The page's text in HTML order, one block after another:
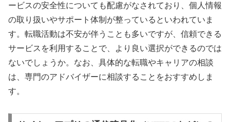
ービスの安全性についても配慮がなされており、個人情報
の取り扱いやサポート体制が整っているといわれていま
す。転職活動は不安が伴うことも多いですが、信頼できる
サービスを利用することで、より良い選択ができるのでは
ないでしょうか。なお、具体的な転職やキャリアの相談
は、専門のアドバイザーに相談することをおすすめしま
す。